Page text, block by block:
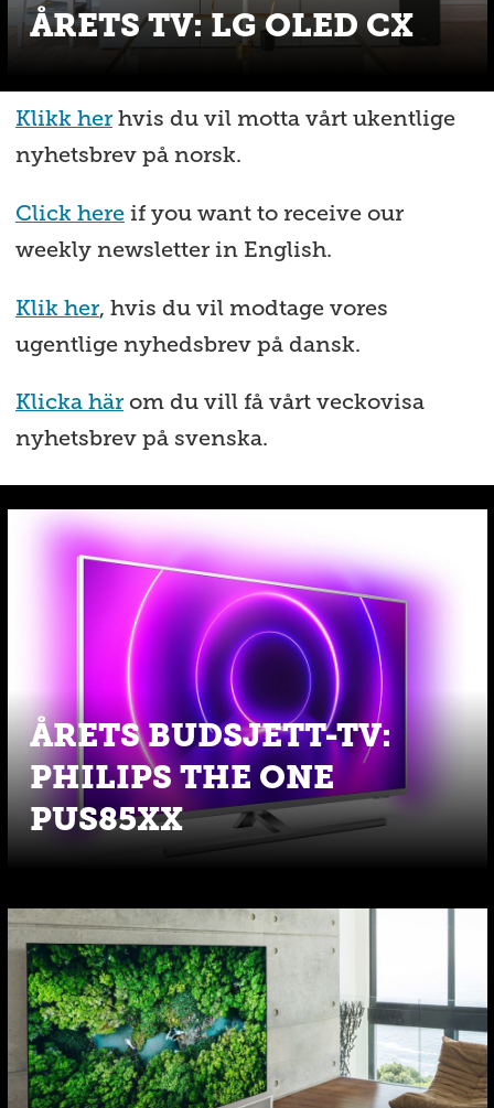
ÅRETS TV: LG OLED CX
Klikk herhvis du vil motta vårt ukentlige
nyhetsbrev på norsk.
Click hereif you want to receive our
weekly newsletter in English.
Klik her, hvis du vil modtage vores
ugentlige nyhedsbrev på dansk.
Klicka härom du vill få vårt veckovisa
nyhetsbrev på svenska.
ÅRETS BUDSJETT-TV:
PHILIPS THE ONE
PUS85XX